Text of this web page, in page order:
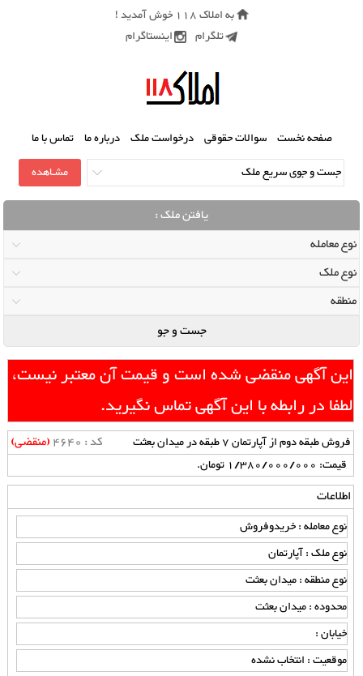
به املاک 118 خوش آمدید !
تلگرام
اینستاگرام
صفحه نخست سوالات حقوقی درخواست ملک درباره ما تماس با ما
یافتن ملک :
این آگهی منقضی شده است و قیمت آن معتبر نیست،
لطفا در رابطه با این آگهی تماس نگیرید.
فروش طبقه دوم از آپارتمان 7 طبقه در میدان بعثت کد : 4640 (منقضی)
قیمت: 1/380/000/000 تومان.
اطلاعات
نوع معامله : خریدوفروش
نوع ملک : آپارتمان
نوع منطقه : میدان بعثت
محدوده : میدان بعثت
خیابان :
موقعیت : انتخاب نشده